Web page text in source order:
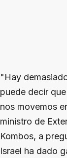
"Hay
puede decir
nos movemos
ministro de
Kombos, a
Israel ha dado